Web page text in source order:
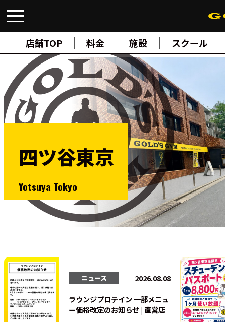
店舗TOP 料金 施設 スクール
FIND A GYM 店舗検索
ABOUT ゴールドジムについて
SUPPORT トレーニングサポート
SCHOOLスクール
STUDIOスタジオ
JOIN ご入会について
NEWSニュース
SHOPオンラインストア
法人会員
四ツ谷東京
Yotsuya Tokyo
ニュース 2026.08.08
ラウンジプロテイン 一部メニュ
ー価格改定のお知らせ | 直営店